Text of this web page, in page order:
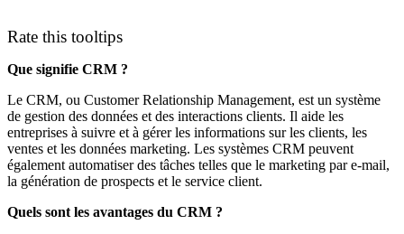
Rate this tooltips
Que signifie CRM ?
Le CRM, ou Customer Relationship Management, est un système
de gestion des données et des interactions clients. Il aide les
entreprises à suivre et à gérer les informations sur les clients, les
ventes et les données marketing. Les systèmes CRM peuvent
également automatiser des tâches telles que le marketing par e-mail,
la génération de prospects et le service client.
Quels sont les avantages du CRM ?